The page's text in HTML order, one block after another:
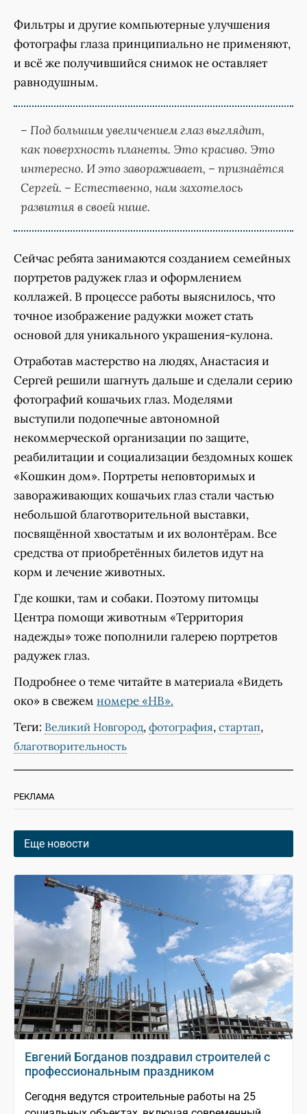
Фильтры и другие компьютерные улучшения
фотографы глаза принципиально не применяют,
и всё же получившийся снимок не оставляет
равнодушным.
– Под большим увеличением глаз выглядит,
как поверхность планеты. Это красиво. Это
интересно. И это завораживает, – признаётся
Сергей. – Естественно, нам захотелось
развития в своей нише.
Сейчас ребята занимаются созданием семейных
портретов радужек глаз и оформлением
коллажей. В процессе работы выяснилось, что
точное изображение радужки может стать
основой для уникального украшения-кулона.
Отработав мастерство на людях, Анастасия и
Сергей решили шагнуть дальше и сделали серию
фотографий кошачьих глаз. Моделями
выступили подопечные автономной
некоммерческой организации по защите,
реабилитации и социализации бездомных кошек
«Кошкин дом». Портреты неповторимых и
завораживающих кошачьих глаз стали частью
небольшой благотворительной выставки,
посвящённой хвостатым и их волонтёрам. Все
средства от приобретённых билетов идут на
корм и лечение животных.
Где кошки, там и собаки. Поэтому питомцы
Центра помощи животным «Территория
надежды» тоже пополнили галерею портретов
радужек глаз.
Подробнее о теме читайте в материала «Видеть
око» в свежем номере «НВ».
Теги: Великий Новгород, фотография, стартап,
благотворительность
РЕКЛАМА
Еще новости
Евгений Богданов поздравил строителей с
профессиональным праздником
Сегодня ведутся строительные работы на 25